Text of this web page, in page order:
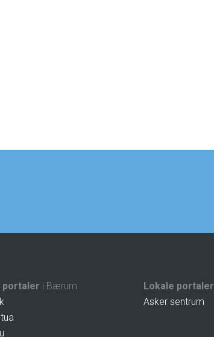
portaler i Bærum
Lokale portaler
Asker sentrum